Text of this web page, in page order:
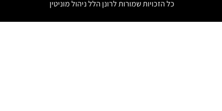
כל הזכויות שמורות לרונן הללניהול מוניטין